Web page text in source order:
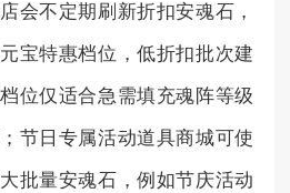
会不定期刷新折扣安魂石，
宝特惠档位，低折扣批次建
位仅适合急需填充魂阵等级
节日专属活动道具商城可使
批量安魂石，例如节庆活动